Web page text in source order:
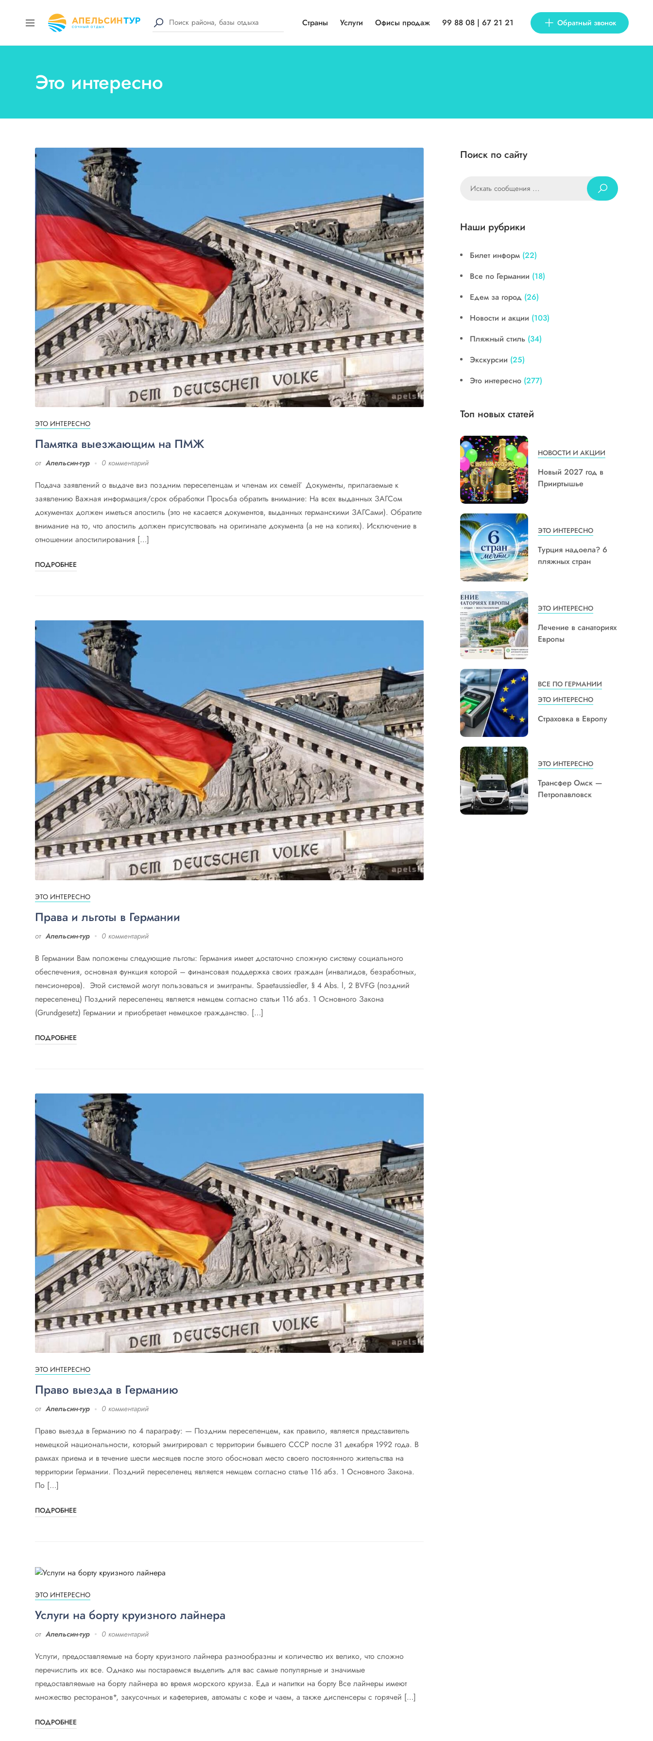
Страны Услуги Офисы продаж 99 88 08 | 67 21 21 Обратный звонок
Это интересно
ЭТО ИНТЕРЕСНО
Памятка выезжающим на ПМЖ
от Апельсин-тур 0 комментарий
Подача заявлений о выдаче виз поздним переселенцам и членам их семей̆ Документы, прилагаемые к
заявлению Важная информация/срок обработки Просьба обратить внимание: На всех выданных ЗАГСом
документах должен иметься апостиль (это не касается документов, выданных германскими ЗАГСами). Обратите
внимание на то, что апостиль должен присутствовать на оригинале документа (а не на копиях). Исключение в
отношении апостилирования […]
ПОДРОБНЕЕ
ЭТО ИНТЕРЕСНО
Права и льготы в Германии
от Апельсин-тур 0 комментарий
В Германии Вам положены следующие льготы: Германия имеет достаточно сложную систему социального
обеспечения, основная функция которой – финансовая поддержка своих граждан (инвалидов, безработных,
пенсионеров). Этой системой могут пользоваться и эмигранты. Spaetaussiedler, § 4 Abs. l, 2 BVFG (поздний
переселенец) Поздний переселенец является немцем согласно статьи 116 абз. 1 Основного Закона
(Grundgesetz) Германии и приобретает немецкое гражданство. […]
ПОДРОБНЕЕ
ЭТО ИНТЕРЕСНО
Право выезда в Германию
от Апельсин-тур 0 комментарий
Право выезда в Германию по 4 параграфу: — Поздним переселенцем, как правило, является представитель
немецкой национальности, который эмигрировал с территории бывшего СССР после 31 декабря 1992 года. В
рамках приема и в течение шести месяцев после этого обосновал место своего постоянного жительства на
территории Германии. Поздний переселенец является немцем согласно статье 116 абз. 1 Основного Закона.
По […]
ПОДРОБНЕЕ
ЭТО ИНТЕРЕСНО
Услуги на борту круизного лайнера
от Апельсин-тур 0 комментарий
Услуги, предоставляемые на борту круизного лайнера разнообразны и количество их велико, что сложно
перечислить их все. Однако мы постараемся выделить для вас самые популярные и значимые
предоставляемые на борту лайнера во время морского круиза. Еда и напитки на борту Все лайнеры имеют
множество ресторанов*, закусочных и кафетериев, автоматы с кофе и чаем, а также диспенсеры с горячей […]
ПОДРОБНЕЕ
Поиск по сайту
Наши рубрики
Билет информ (22)
Все по Германии (18)
Едем за город (26)
Новости и акции (103)
Пляжный стиль (34)
Экскурсии (25)
Это интересно (277)
Топ новых статей
НОВОСТИ И АКЦИИ
Новый 2027 год в
Прииртышье
ЭТО ИНТЕРЕСНО
Турция надоела? 6
пляжных стран
ЭТО ИНТЕРЕСНО
Лечение в санаториях
Европы
ВСЕ ПО ГЕРМАНИИ
ЭТО ИНТЕРЕСНО
Страховка в Европу
ЭТО ИНТЕРЕСНО
Трансфер Омск —
Петропавловск